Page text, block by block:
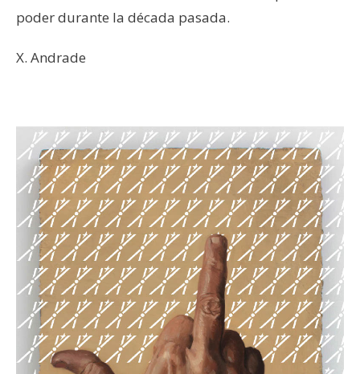
poder durante la década pasada.
X. Andrade